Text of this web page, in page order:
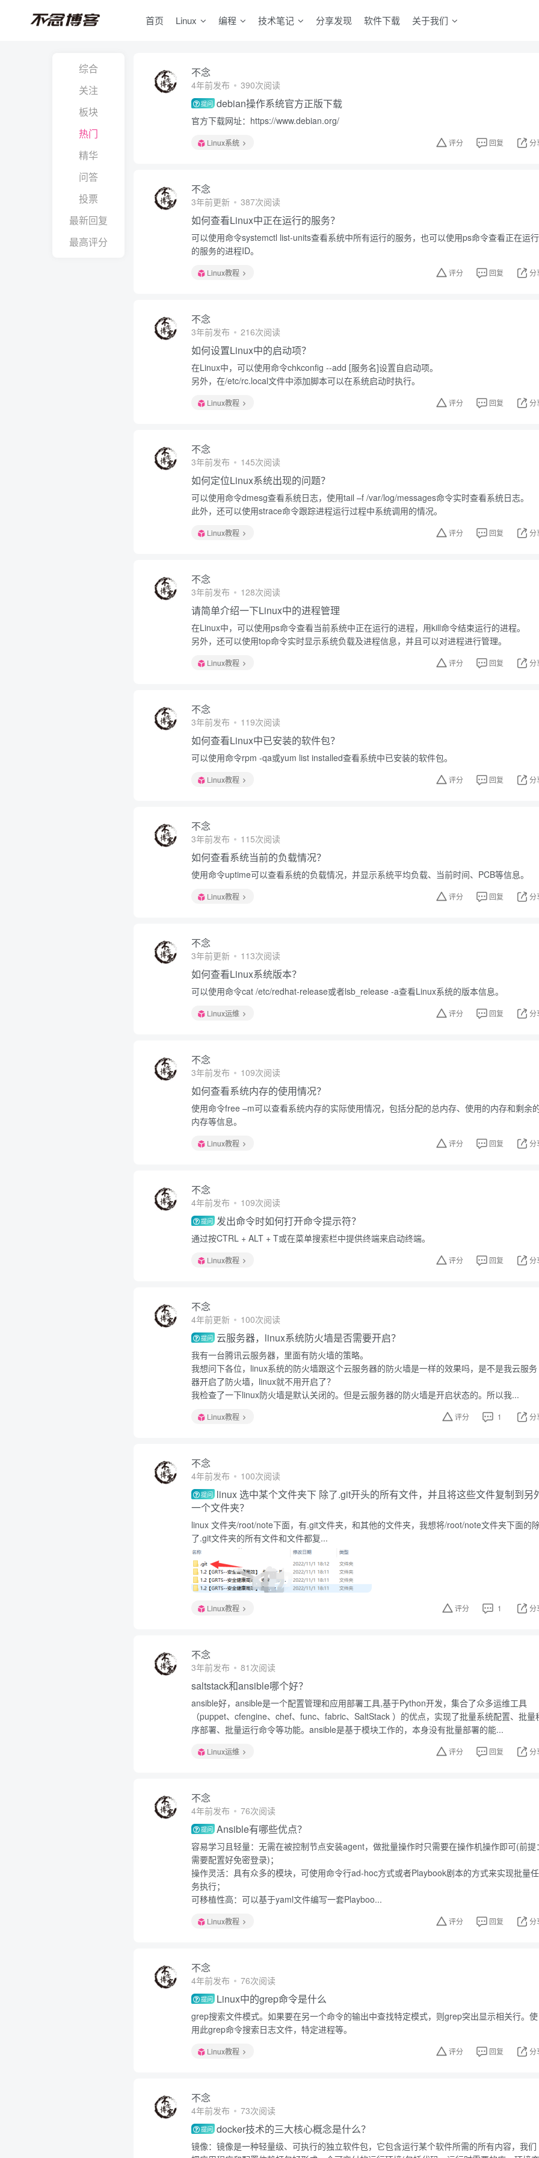
首页 Linux 编程 技术笔记 分享发现 软件下载 关于我们
综合
关注
板块
热门
精华
问答
投票
最新回复
最高评分
不念
4年前发布 390次阅读
提问 debian操作系统官方正版下载
官方下载网址：https://www.debian.org/
Linux系统 评分 回复 分
不念
3年前更新 387次阅读
如何查看Linux中正在运行的服务？
可以使用命令systemctl list-units查看系统中所有运行的服务，也可以使用ps命令查看正在运行
的服务的进程ID。
Linux教程 评分 回复 分
不念
3年前发布 216次阅读
如何设置Linux中的启动项？
在Linux中，可以使用命令chkconfig --add [服务名]设置自启动项。
另外，在/etc/rc.local文件中添加脚本可以在系统启动时执行。
Linux教程 评分 回复 分
不念
3年前发布 145次阅读
如何定位Linux系统出现的问题？
可以使用命令dmesg查看系统日志，使用tail –f /var/log/messages命令实时查看系统日志。
此外，还可以使用strace命令跟踪进程运行过程中系统调用的情况。
Linux教程 评分 回复 分
不念
3年前发布 128次阅读
请简单介绍一下Linux中的进程管理
在Linux中，可以使用ps命令查看当前系统中正在运行的进程，用kill命令结束运行的进程。
另外，还可以使用top命令实时显示系统负载及进程信息，并且可以对进程进行管理。
Linux教程 评分 回复 分
不念
3年前发布 119次阅读
如何查看Linux中已安装的软件包？
可以使用命令rpm -qa或yum list installed查看系统中已安装的软件包。
Linux教程 评分 回复 分
不念
3年前发布 115次阅读
如何查看系统当前的负载情况？
使用命令uptime可以查看系统的负载情况，并显示系统平均负载、当前时间、PCB等信息。
Linux教程 评分 回复 分
不念
3年前更新 113次阅读
如何查看Linux系统版本？
可以使用命令cat /etc/redhat-release或者lsb_release -a查看Linux系统的版本信息。
Linux运维 评分 回复 分
不念
3年前发布 109次阅读
如何查看系统内存的使用情况？
使用命令free –m可以查看系统内存的实际使用情况，包括分配的总内存、使用的内存和剩余
内存等信息。
Linux教程 评分 回复 分
不念
4年前发布 109次阅读
提问 发出命令时如何打开命令提示符？
通过按CTRL + ALT + T或在菜单搜索栏中提供终端来启动终端。
Linux教程 评分 回复 分
不念
4年前更新 100次阅读
提问 云服务器，linux系统防火墙是否需要开启？
我有一台腾讯云服务器，里面有防火墙的策略。
我想问下各位，linux系统的防火墙跟这个云服务器的防火墙是一样的效果吗，是不是我云服务
器开启了防火墙，linux就不用开启了？
我检查了一下linux防火墙是默认关闭的。但是云服务器的防火墙是开启状态的。所以我...
Linux教程 评分 1 分
不念
4年前发布 100次阅读
提问 linux 选中某个文件夹下 除了.git开头的所有文件，并且将这些文件复制到另
一个文件夹？
linux 文件夹/root/note下面，有.git文件夹，和其他的文件夹，我想将/root/note文件夹下面的
了.git文件夹的所有文件和文件都复...
Linux教程 评分 1 分
不念
3年前发布 81次阅读
saltstack和ansible哪个好？
ansible好，ansible是一个配置管理和应用部署工具,基于Python开发，集合了众多运维工具
（puppet、cfengine、chef、func、fabric、SaltStack ）的优点，实现了批量系统配置、批量
序部署、批量运行命令等功能。ansible是基于模块工作的，本身没有批量部署的能...
Linux运维 评分 回复 分
不念
4年前发布 76次阅读
提问 Ansible有哪些优点？
容易学习且轻量：无需在被控制节点安装agent，做批量操作时只需要在操作机操作即可(前提
需要配置好免密登录)；
操作灵活：具有众多的模块，可使用命令行ad-hoc方式或者Playbook剧本的方式来实现批量任
务执行；
可移植性高：可以基于yaml文件编写一套Playboo...
Linux教程 评分 回复 分
不念
4年前发布 76次阅读
提问 Linux中的grep命令是什么
grep搜索文件模式。如果要在另一个命令的输出中查找特定模式，则grep突出显示相关行。使
用此grep命令搜索日志文件，特定进程等。
Linux教程 评分 回复 分
不念
4年前发布 73次阅读
提问 docker技术的三大核心概念是什么？
镜像：镜像是一种轻量级、可执行的独立软件包，它包含运行某个软件所需的所有内容，我们